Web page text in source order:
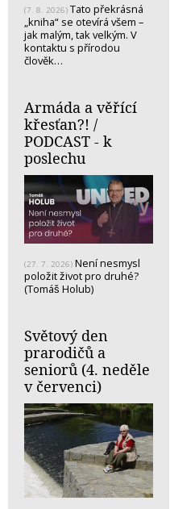
(7. 8. 2026) Tato překrásná
„kniha“ se otevírá všem –
jak malým, tak velkým. V
kontaktu s přírodou
člověk…
Armáda a věřící
křesťan?! /
PODCAST - k
poslechu
(27. 7. 2026) Není nesmysl
položit život pro druhé?
(Tomáš Holub)
Světový den
prarodičů a
seniorů (4. neděle
v červenci)